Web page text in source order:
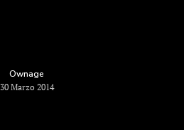
Ownage
30 Marzo 2014